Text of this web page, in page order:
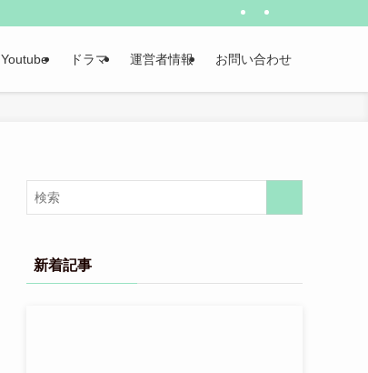
Youtube ドラマ 運営者情報 お問い合わせ
新着記事